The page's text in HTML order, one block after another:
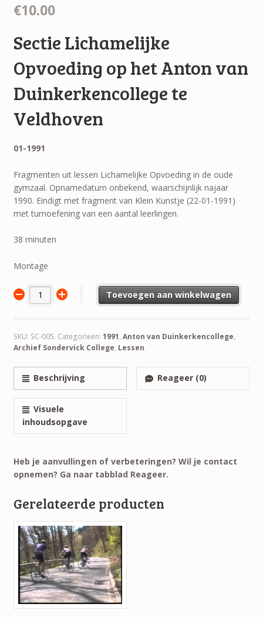
€10.00
Sectie Lichamelijke
Opvoeding op het Anton van
Duinkerkencollege te
Veldhoven
01-1991
Fragmenten uit lessen Lichamelijke Opvoeding in de oude
gymzaal. Opnamedatum onbekend, waarschijnlijk najaar
1990. Eindigt met fragment van Klein Kunstje (22-01-1991)
met turnoefening van een aantal leerlingen.
38 minuten
Montage
Toevoegen aan winkelwagen
SKU: SC-005. Categorieën: 1991, Anton van Duinkerkencollege,
Archief Sondervick College, Lessen.
Beschrijving Reageer (0)
Visuele
inhoudsopgave
Heb je aanvullingen of verbeteringen? Wil je contact
opnemen? Ga naar tabblad Reageer.
Gerelateerde producten